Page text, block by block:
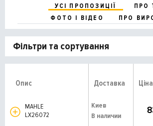
УСІ ПРОПОЗИЦІЇ
ПРО
ФОТО І ВІДЕО
ПРО
Фільтри та сортування
Опис Доставка Ціна
MAHLE
LX26072
Киев
В наличии